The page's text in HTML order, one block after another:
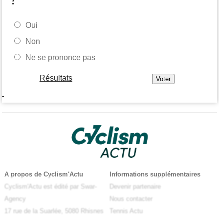
Oui
Non
Ne se prononce pas
Résultats
-
A propos de Cyclism'Actu
Cyclism'Actu est édité par Swar-
Agency
17 rue de la Suarlée, 5080 Rhisnes
Informations supplémentaires
Devenir partenaire
Nous contacter
Tennis Actu